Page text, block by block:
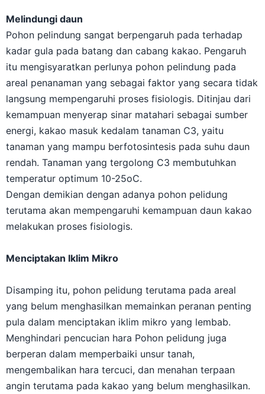
Melindungi daun
Pohon pelindung sangat berpengaruh pada terhadap
kadar gula pada batang dan cabang kakao. Pengaruh
itu mengisyaratkan perlunya pohon pelindung pada
areal penanaman yang sebagai faktor yang secara tidak
langsung mempengaruhi proses fisiologis. Ditinjau dari
kemampuan menyerap sinar matahari sebagai sumber
energi, kakao masuk kedalam tanaman C3, yaitu
tanaman yang mampu berfotosintesis pada suhu daun
rendah. Tanaman yang tergolong C3 membutuhkan
temperatur optimum 10-25oC.
Dengan demikian dengan adanya pohon pelidung
terutama akan mempengaruhi kemampuan daun kakao
melakukan proses fisiologis.
Menciptakan Iklim Mikro
Disamping itu, pohon pelidung terutama pada areal
yang belum menghasilkan memainkan peranan penting
pula dalam menciptakan iklim mikro yang lembab.
Menghindari pencucian hara Pohon pelidung juga
berperan dalam memperbaiki unsur tanah,
mengembalikan hara tercuci, dan menahan terpaan
angin terutama pada kakao yang belum menghasilkan.